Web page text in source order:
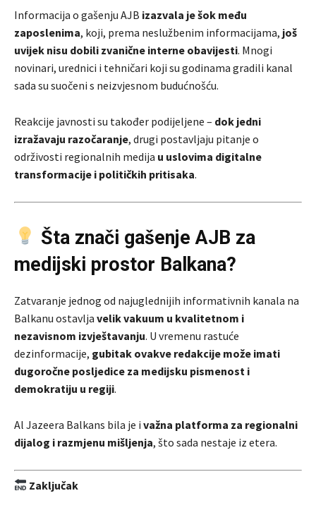
Informacija o gašenju AJB izazvala je šok među
zaposlenima, koji, prema neslužbenim informacijama, još
uvijek nisu dobili zvanične interne obavijesti. Mnogi
novinari, urednici i tehničari koji su godinama gradili kanal
sada su suočeni s neizvjesnom budućnošću.
Reakcije javnosti su također podijeljene – dok jedni
izražavaju razočaranje, drugi postavljaju pitanje o
održivosti regionalnih medija u uslovima digitalne
transformacije i političkih pritisaka.
Šta znači gašenje AJB za
medijski prostor Balkana?
Zatvaranje jednog od najuglednijih informativnih kanala na
Balkanu ostavlja velik vakuum u kvalitetnom i
nezavisnom izvještavanju. U vremenu rastuće
dezinformacije, gubitak ovakve redakcije može imati
dugoročne posljedice za medijsku pismenost i
demokratiju u regiji.
Al Jazeera Balkans bila je i važna platforma za regionalni
dijalog i razmjenu mišljenja, što sada nestaje iz etera.
Zaključak